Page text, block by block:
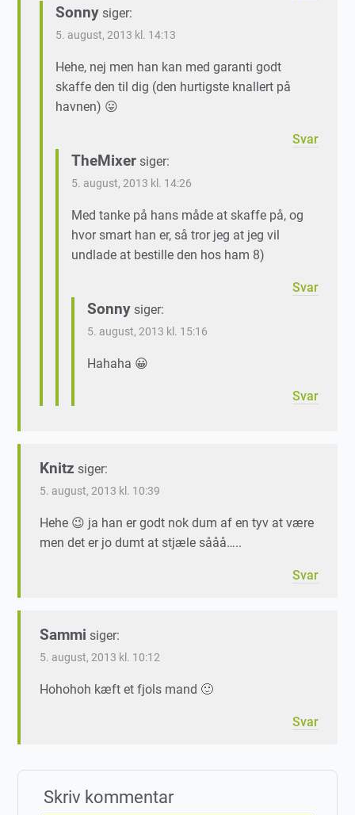
Sonny siger:
5. august, 2013 kl. 14:13
Hehe, nej men han kan med garanti godt
skaffe den til dig (den hurtigste knallert på
havnen) 😛
Svar
TheMixer siger:
5. august, 2013 kl. 14:26
Med tanke på hans måde at skaffe på, og
hvor smart han er, så tror jeg at jeg vil
undlade at bestille den hos ham 8)
Svar
Sonny siger:
5. august, 2013 kl. 15:16
Hahaha 😀
Svar
Knitz siger:
5. august, 2013 kl. 10:39
Hehe 😉 ja han er godt nok dum af en tyv at være
men det er jo dumt at stjæle sååå…..
Svar
Sammi siger:
5. august, 2013 kl. 10:12
Hohohoh kæft et fjols mand 🙂
Svar
Skriv kommentar